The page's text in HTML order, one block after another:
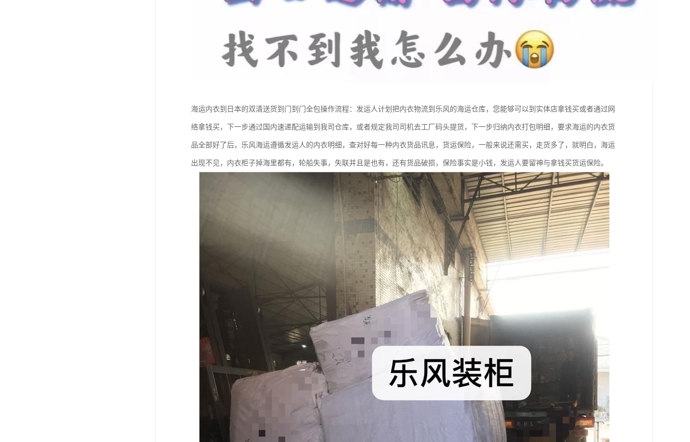
海运内衣到日本的双清送货到门到门全包操作流程：发运人计划把内衣物流到乐风的海运仓库，您能够可以到实体店拿钱买或者通过网
络拿钱买，下一步通过国内速递配运输到我司仓库，或者规定我司司机去工厂码头提货，下一步归纳内衣打包明细，要求海运的内衣货
品全部好了后，乐风海运遵循发运人的内衣明细，查对好每一种内衣货品讯息，货运保险，一般来说还需买，走货多了，就明白，海运
出现不见，内衣柜子掉海里都有，轮船失事，失联并且是也有，还有货品破损，保险事实是小钱，发运人要留神与拿钱买货运保险。